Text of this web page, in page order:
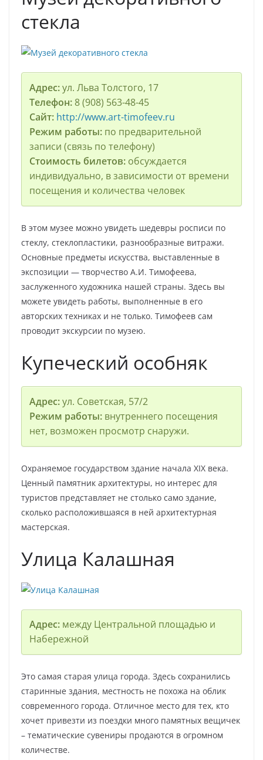
стекла
Адрес:ул. Льва Толстого, 17
Телефон:8 (908) 563-48-45
Сайт: http://www.art-timofeev.ru
Режим работы:по предварительной
записи (связь по телефону)
Стоимость билетов:обсуждается
индивидуально, в зависимости от времени
посещения и количества человек
В этом музее можно увидеть шедевры росписи по
стеклу, стеклопластики, разнообразные витражи.
Основные предметы искусства, выставленные в
экспозиции — творчество А.И. Тимофеева,
заслуженного художника нашей страны. Здесь вы
можете увидеть работы, выполненные в его
авторских техниках и не только. Тимофеев сам
проводит экскурсии по музею.
Купеческий особняк
Адрес:ул. Советская, 57/2
Режим работы:внутреннего посещения
нет, возможен просмотр снаружи.
Охраняемое государством здание начала XIX века.
Ценный памятник архитектуры, но интерес для
туристов представляет не столько само здание,
сколько расположившаяся в ней архитектурная
мастерская.
Улица Калашная
Адрес:между Центральной площадью и
Набережной
Это самая старая улица города. Здесь сохранились
старинные здания, местность не похожа на облик
современного города. Отличное место для тех, кто
хочет привезти из поездки много памятных вещичек
– тематические сувениры продаются в огромном
количестве.